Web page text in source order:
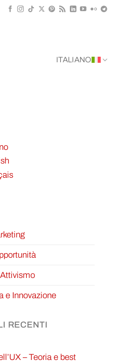
ITALIANO
e Innovazione
RECENTI
– Teoria e best